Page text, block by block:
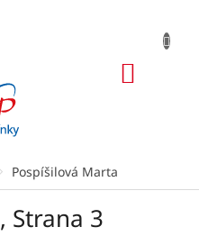
Pospíšilová Marta
, Strana 3